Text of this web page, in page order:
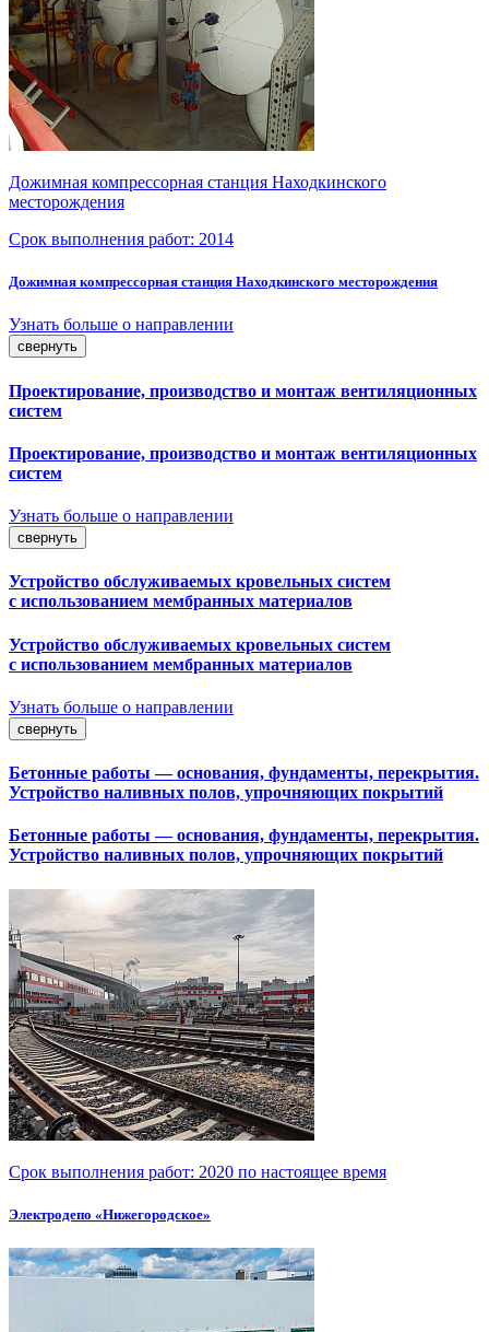
Дожимная компрессорная станция Находкинского
месторождения
Срок выполнения работ: 2014
Дожимная компрессорная станция Находкинского месторождения
Узнать больше о направлении
свернуть
Проектирование, производство и монтаж вентиляционных
систем
Проектирование, производство и монтаж вентиляционных
систем
Узнать больше о направлении
свернуть
Устройство обслуживаемых кровельных систем
с использованием мембранных материалов
Устройство обслуживаемых кровельных систем
с использованием мембранных материалов
Узнать больше о направлении
свернуть
Бетонные работы — основания, фундаменты, перекрытия.
Устройство наливных полов, упрочняющих покрытий
Бетонные работы — основания, фундаменты, перекрытия.
Устройство наливных полов, упрочняющих покрытий
Срок выполнения работ: 2020 по настоящее время
Электродепо «Нижегородское»